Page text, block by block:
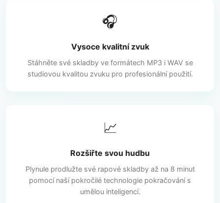
🎧
Vysoce kvalitní zvuk
Stáhněte své skladby ve formátech MP3 i WAV se
studiovou kvalitou zvuku pro profesionální použití.
📈
Rozšiřte svou hudbu
Plynule prodlužte své rapové skladby až na 8 minut
pomocí naší pokročilé technologie pokračování s
umělou inteligencí.